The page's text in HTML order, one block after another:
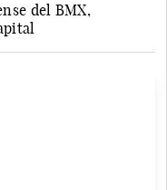
del BMX,